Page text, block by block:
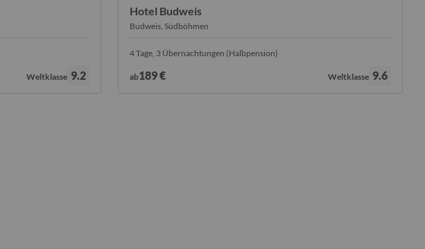
Bewertung:
Weltklasse 9.2
Hotel Budweis
Budweis, Südböhmen
4 Tage, 3 Übernachtungen (Halbpension)
ab189 € Bewertung:
Weltklasse 9.6